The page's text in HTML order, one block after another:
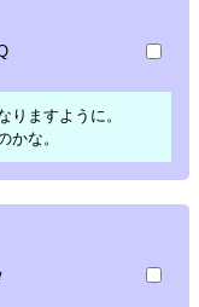
りますように。
かな。